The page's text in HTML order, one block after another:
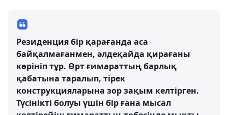
Резиденция бір қарағанда аса
байқалмағанмен, әлдеқайда қирағаны
көрініп тұр. Өрт ғимараттың барлық
қабатына таралып, тірек
конструкцияларына зор зақым келтірген.
Түсінікті болуы үшін бір ғана мысал